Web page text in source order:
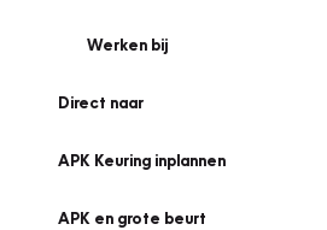
Werken bij
Direct naar
APK Keuring inplannen
APK en grote beurt